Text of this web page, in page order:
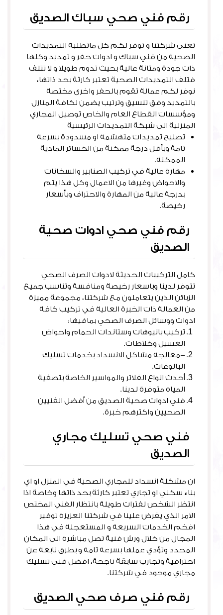
رقم فني صحي سباك الصديق
تعنى شركتنا و توفر لكم كل ماتطلبه التمديدات
الصحية من فني سباك و ادوات حفر و تمديد وكلها
ذات جودة ومتانة عالية بحيث تدوم طويلا و لا تتلف
فتلف التمديدات الصحية تعتبر كارثة بحد ذاتها،
نوفر لكم عمالة تقوم بالحفر واخرى مختصة
بالتمديد وفق تنسيق وترتيب يضمن لكافة المنازل
ومؤسسات القطاع العام والخاص توصيل المجاري
المنزلية الى شبكة التمديدات الرئيسية
تصليح تمديدات متهشمة او مسدودة بسرعة
تامة وبأقل درجة ممكنة من الخسائر المادية
الممكنة.
مهارة عالية في تركيب الصنابير والسخانات
والاحواض وغيرها من الاعمال وكل هذا يتم
بدرجة عالية من المهارة والاحتراف وبأسعار
رخيصة.
رقم فني صحي ادوات صحية
الصديق
كامل التركيبات الحديثة لادوات الصرف الصحي
تتوفر لدينا وباسعار رخيصة ومنافسة وتناسب جميع
الزبائن الذين يتعاملون مع شركتنا، مجموعة مميزة
من العمالة ذات الخبرة العالية في تركيب كافة
ادوات ووسائل الصرف الصحي بمافيها:
تركيب بانيوهات وستاندات الحمام واحواض
الغسيل وخلاطات.
-معالجة مشاكل الانسداد بخدمات تسليك
البالوعات.
أحدث انواع الفلاتر والمواسير الخاصة بتصفية
المياه متوفرة لدينا.
فني ادوات صحية الصديق من أفضل الفنيين
الصحيين واكثرهم خبرة.
فني صحي تسليك مجاري
الصديق
ان مشكلة انسداد للمجاري الصحية في المنزل او اي
بناء سكني او تجاري تعتبر كارثة بحد ذاتها وخاصة اذا
انتظر الشخص لفترات طويلة بانتظار الفني المختص
الامر الذي يفرض علينا في شركتنا العزيزة توفير
افخم الخدمات السريعة و المستعجلة في هذا
المجال من خلال ورش فنية تصل مباشرة الى المكان
المحدد وتؤدي عملها بسرعة تامة و بطرق نابعة عن
احترافية وتجارب سابقة ناجحة، افضل فني تسليك
مجاري موجود في شركتنا.
رقم فني صرف صحي الصديق